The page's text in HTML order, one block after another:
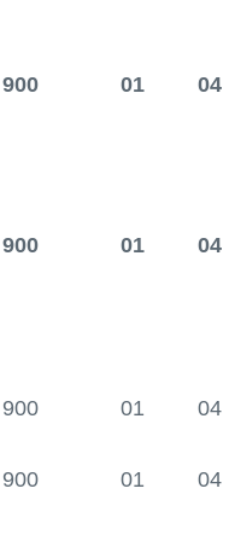
900 01 04
900 01 04
900 01 04
900 01
04